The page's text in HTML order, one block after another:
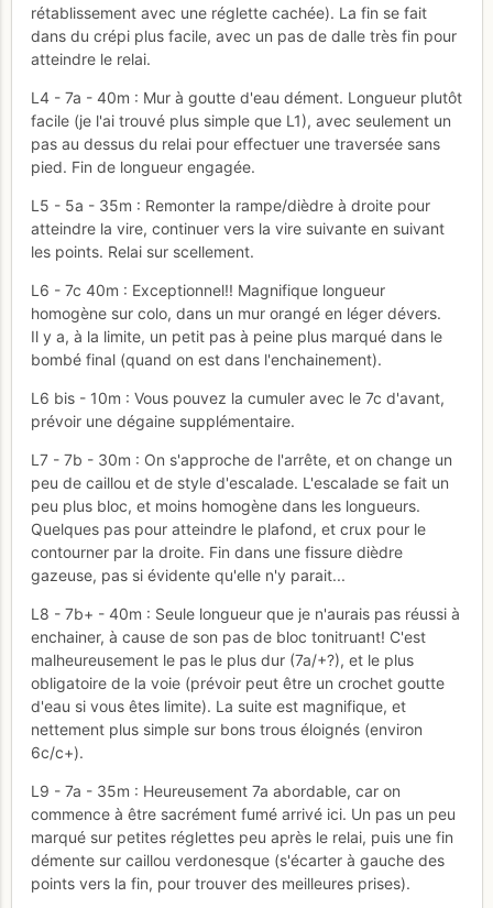
rétablissement avec une réglette cachée). La fin se fait
dans du crépi plus facile, avec un pas de dalle très fin pour
atteindre le relai.
L4 - 7a - 40m : Mur à goutte d'eau dément. Longueur plutôt
facile (je l'ai trouvé plus simple que L1), avec seulement un
pas au dessus du relai pour effectuer une traversée sans
pied. Fin de longueur engagée.
L5 - 5a - 35m : Remonter la rampe/dièdre à droite pour
atteindre la vire, continuer vers la vire suivante en suivant
les points. Relai sur scellement.
L6 - 7c 40m : Exceptionnel!! Magnifique longueur
homogène sur colo, dans un mur orangé en léger dévers.
Il y a, à la limite, un petit pas à peine plus marqué dans le
bombé final (quand on est dans l'enchainement).
L6 bis - 10m : Vous pouvez la cumuler avec le 7c d'avant,
prévoir une dégaine supplémentaire.
L7 - 7b - 30m : On s'approche de l'arrête, et on change un
peu de caillou et de style d'escalade. L'escalade se fait un
peu plus bloc, et moins homogène dans les longueurs.
Quelques pas pour atteindre le plafond, et crux pour le
contourner par la droite. Fin dans une fissure dièdre
gazeuse, pas si évidente qu'elle n'y parait...
L8 - 7b+ - 40m : Seule longueur que je n'aurais pas réussi à
enchainer, à cause de son pas de bloc tonitruant! C'est
malheureusement le pas le plus dur (7a/+?), et le plus
obligatoire de la voie (prévoir peut être un crochet goutte
d'eau si vous êtes limite). La suite est magnifique, et
nettement plus simple sur bons trous éloignés (environ
6c/c+).
L9 - 7a - 35m : Heureusement 7a abordable, car on
commence à être sacrément fumé arrivé ici. Un pas un peu
marqué sur petites réglettes peu après le relai, puis une fin
démente sur caillou verdonesque (s'écarter à gauche des
points vers la fin, pour trouver des meilleures prises).